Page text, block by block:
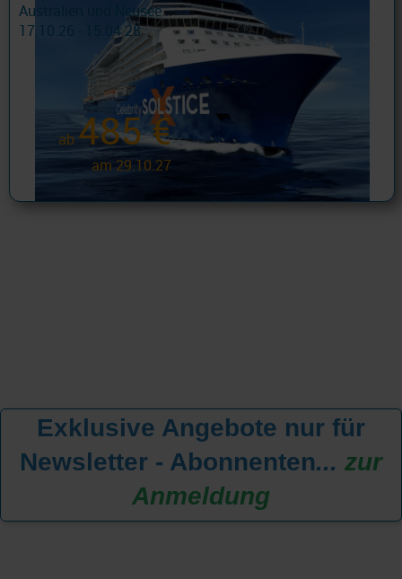
Australien und Neusee...
17.10.26 - 15.04.28
ab485 €
am 29.10.27
Exklusive Angebote nur für
Newsletter - Abonnenten... zur
Anmeldung